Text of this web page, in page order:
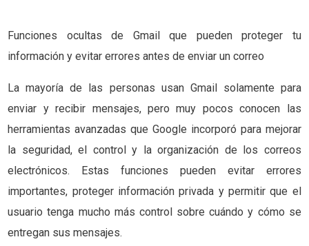
Funciones ocultas de Gmail que pueden proteger tu
información y evitar errores antes de enviar un correo
La mayoría de las personas usan Gmail solamente para
enviar y recibir mensajes, pero muy pocos conocen las
herramientas avanzadas que Google incorporó para mejorar
la seguridad, el control y la organización de los correos
electrónicos. Estas funciones pueden evitar errores
importantes, proteger información privada y permitir que el
usuario tenga mucho más control sobre cuándo y cómo se
entregan sus mensajes.